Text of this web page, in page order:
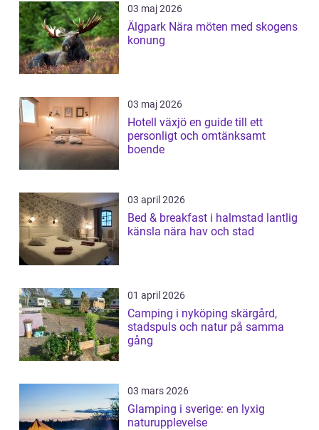
03 maj 2026
Älgpark Nära möten med skogens
konung
03 maj 2026
Hotell växjö en guide till ett
personligt och omtänksamt
boende
03 april 2026
Bed & breakfast i halmstad lantlig
känsla nära hav och stad
01 april 2026
Camping i nyköping skärgård,
stadspuls och natur på samma
gång
03 mars 2026
Glamping i sverige: en lyxig
naturupplevelse